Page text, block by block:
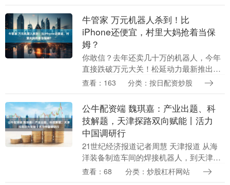
售、物联网....
牛管家 万元机器人杀到！比
iPhone还便宜，村里大妈抢着当保
姆？
你敢信？去年还卖几十万的机器人，今年
直接跌破万元大关！松延动力最新推出的
Bumi人形机器人只要9998元，比顶配
年....
查看：163 分类：按日配资炒股
公牛配资端 魏琪嘉：产业出题、科
技解题，天津探路双向赋能丨活力
中国调研行
21世纪经济报道记者周慧 天津报道 从海
洋装备制造车间的焊接机器人，到天津港
码头的运输机器人，天津这座北方港口城
查看：68 分类：炒股杠杆网站